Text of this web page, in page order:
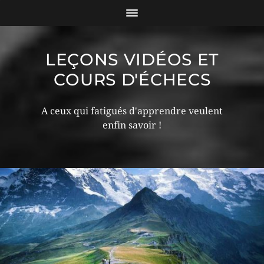
LEÇONS VIDÉOS ET
COURS D'ÉCHECS
A ceux qui fatigués d'apprendre veulent
enfin savoir !